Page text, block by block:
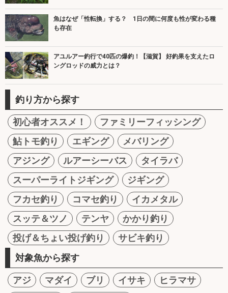
魚はなぜ「性転換」する？ 1日の間に何度も性が変わる種
も存在
アユルアー釣行で40匹の爆釣！【滋賀】 好釣果を支えたロ
ングロッドの威力とは？
釣り方から探す
初心者オススメ！
ファミリーフィッシング
鮎トモ釣り
エギング
メバリング
アジング
ルアーシーバス
タイラバ
スーパーライトジギング
ジギング
フカセ釣り
コマセ釣り
イカメタル
スッテ＆ツノ
テンヤ
かかり釣り
投げ＆ちょい投げ釣り
サビキ釣り
対象魚から探す
アジ マダイ ブリ イサキ
ヒラマサ